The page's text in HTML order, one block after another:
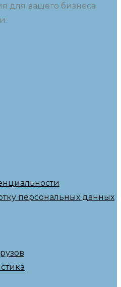
для вашего бизнеса
персональных данных